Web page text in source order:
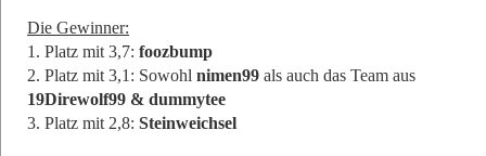
Die Gewinner:
1. Platz mit 3,7: foozbump
2. Platz mit 3,1: Sowohl nimen99 als auch das Team aus
19Direwolf99 & dummytee
3. Platz mit 2,8: Steinweichsel